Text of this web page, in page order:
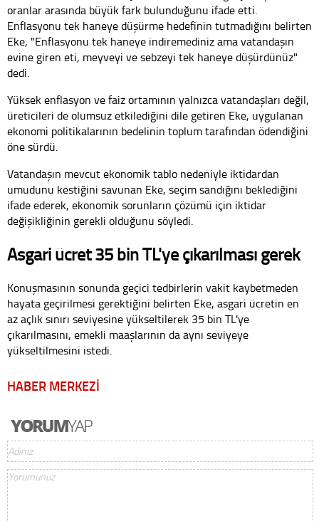
oranlar arasında büyük fark bulunduğunu ifade etti.
Enflasyonu tek haneye düşürme hedefinin tutmadığını belirten
Eke, "Enflasyonu tek haneye indiremediniz ama vatandaşın
evine giren eti, meyveyi ve sebzeyi tek haneye düşürdünüz"
dedi.
Yüksek enflasyon ve faiz ortamının yalnızca vatandaşları değil,
üreticileri de olumsuz etkilediğini dile getiren Eke, uygulanan
ekonomi politikalarının bedelinin toplum tarafından ödendiğini
öne sürdü.
Vatandaşın mevcut ekonomik tablo nedeniyle iktidardan
umudunu kestiğini savunan Eke, seçim sandığını beklediğini
ifade ederek, ekonomik sorunların çözümü için iktidar
değişikliğinin gerekli olduğunu söyledi.
Asgari ücret 35 bin TL'ye çıkarılması gerek
Konuşmasının sonunda geçici tedbirlerin vakit kaybetmeden
hayata geçirilmesi gerektiğini belirten Eke, asgari ücretin en
az açlık sınırı seviyesine yükseltilerek 35 bin TL'ye
çıkarılmasını, emekli maaşlarının da aynı seviyeye
yükseltilmesini istedi.
HABER MERKEZİ